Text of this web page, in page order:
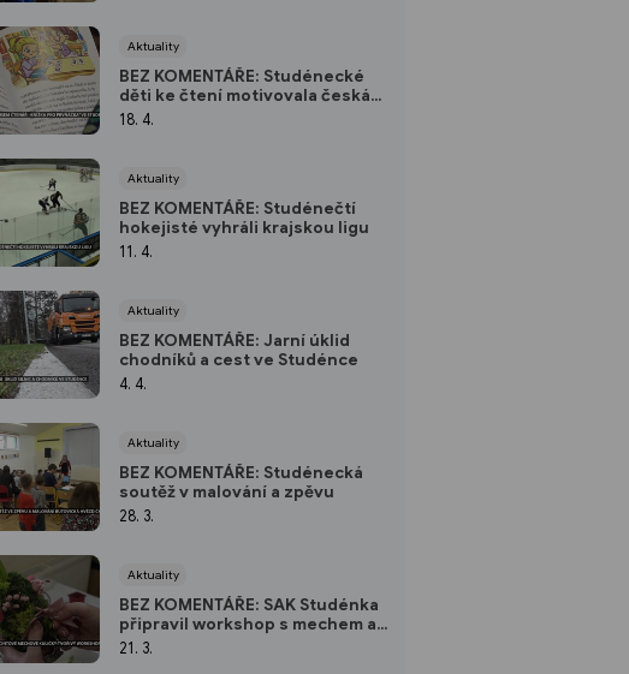
Aktuality
BEZ KOMENTÁŘE: Studénecké
děti ke čtení motivovala česká
rekordmanka dětských knížek
18. 4.
Aktuality
BEZ KOMENTÁŘE: Studénečtí
hokejisté vyhráli krajskou ligu
11. 4.
Aktuality
BEZ KOMENTÁŘE: Jarní úklid
chodníků a cest ve Studénce
4. 4.
Aktuality
BEZ KOMENTÁŘE: Studénecká
soutěž v malování a zpěvu
28. 3.
Aktuality
BEZ KOMENTÁŘE: SAK Studénka
připravil workshop s mechem a
hyacintovou cibulkou
21. 3.